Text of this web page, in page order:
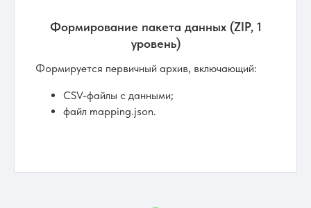
Формирование пакета данных (ZIP, 1
уровень)
Формируется первичный архив, включающий:
CSV-файлы с данными;
файл mapping.json.